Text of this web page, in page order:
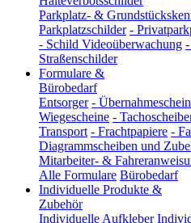
Parkplatz- &
Parkplatzschilder -
- Schild Videoüberwachung -
Straßenschilder
Formulare &
Bürobedarf
Entsorger -
Wiegescheine -
Transport - Frachtpapiere -
Diagrammscheiben und
Mitarbeiter- &
Alle Formulare Bürobedarf
Individuelle Produkte &
Zubehör
Individuelle Aufkleber